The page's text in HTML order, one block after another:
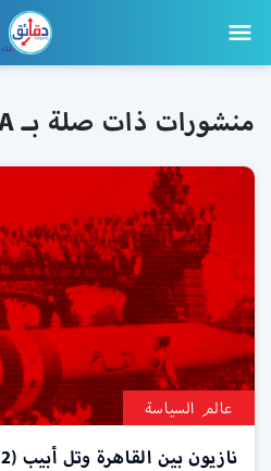
منشورات ذات صلة بـ ODESSA
عالم السياسة